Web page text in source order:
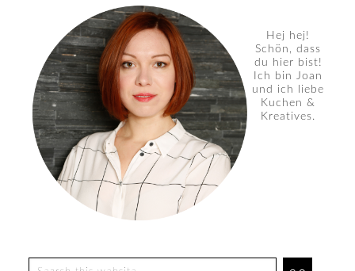
Hej hej!
Schön, dass
du hier bist!
Ich bin Joan
und ich liebe
Kuchen &
Kreatives.